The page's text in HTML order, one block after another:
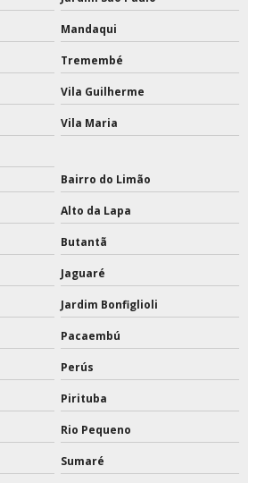
Mandaqui
Tremembé
Vila Guilherme
Vila Maria
Bairro do Limão
Alto da Lapa
Butantã
Jaguaré
Jardim Bonfiglioli
Pacaembú
Perús
Pirituba
Rio Pequeno
Sumaré